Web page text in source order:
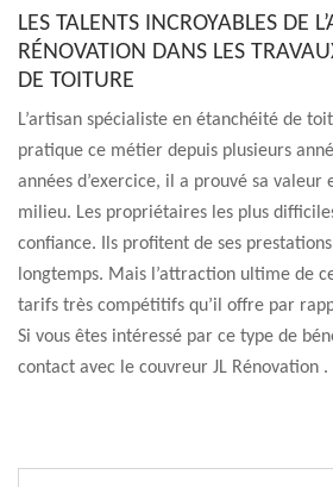
LES TALENTS INCROYABLES DE
RÉNOVATION DANS LES
DE TOITURE
L’artisan spécialiste en étanchéité de
pratique ce métier depuis plusieurs
années d’exercice, il a prouvé sa valeur
milieu. Les propriétaires les plus
confiance. Ils profitent de ses
longtemps. Mais l’attraction ultime de
tarifs très compétitifs qu’il offre par
Si vous êtes intéressé par ce type de
contact avec le couvreur JL Rénovation .